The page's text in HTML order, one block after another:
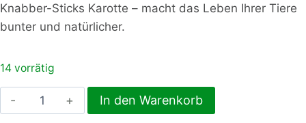
Knabber-Sticks Karotte – macht das Leben Ihrer Tiere
bunter und natürlicher.
14 vorrätig
Knabber-
Sticks
In den Warenkorb